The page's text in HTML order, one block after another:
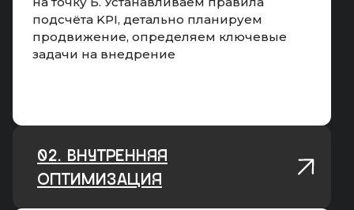
подсчёта KPI, детально планируем
продвижение, определяем ключевые
задачи на внедрение
02. ВНУТРЕННЯЯ
ОПТИМИЗАЦИЯ